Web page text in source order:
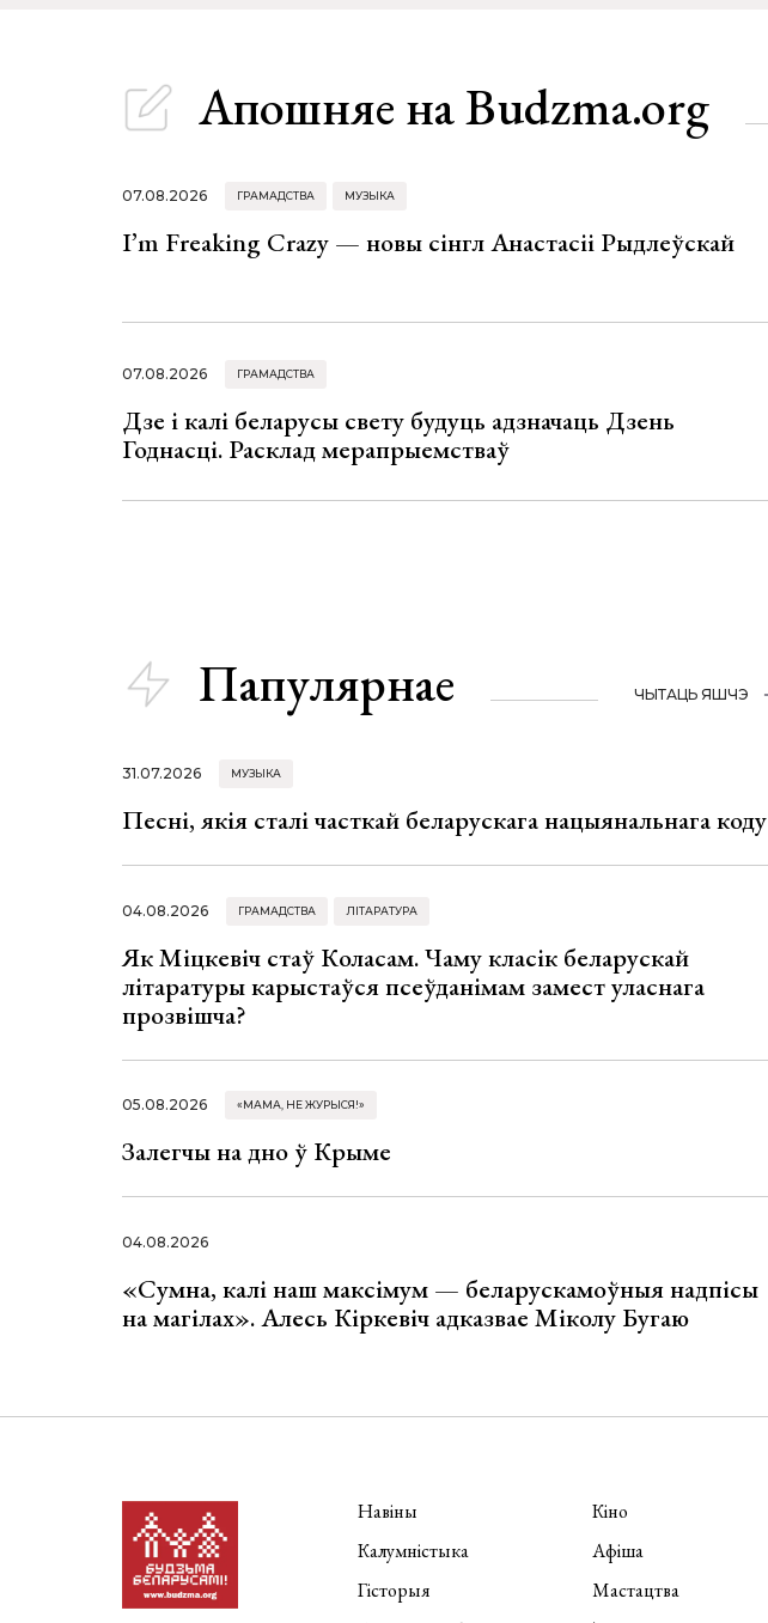
Апошняе на Budzma.org
07.08.2026 ГРАМАДСТВА МУЗЫКА
I’m Freaking Crazy — новы сінгл Анастасіі Рыдлеўскай
07.08.2026 ГРАМАДСТВА
Дзе і калі беларусы свету будуць адзначаць Дзень
Годнасці. Расклад мерапрыемстваў
Папулярнае ЧЫТАЦЬ ЯШЧЭ
31.07.2026 МУЗЫКА
Песні, якія сталі часткай беларускага нацыянальнага коду
04.08.2026 ГРАМАДСТВА ЛІТАРАТУРА
Як Міцкевіч стаў Коласам. Чаму класік беларускай
літаратуры карыстаўся псеўданімам замест уласнага
прозвішча?
05.08.2026 «МАМА, НЕ ЖУРЫСЯ!»
Залегчы на дно ў Крыме
04.08.2026
«Сумна, калі наш максімум — беларускамоўныя надпісы
на магілах». Алесь Кіркевіч адказвае Міколу Бугаю
Навіны
Калумністыка
Гісторыя
Кіно
Афіша
Мастацтва